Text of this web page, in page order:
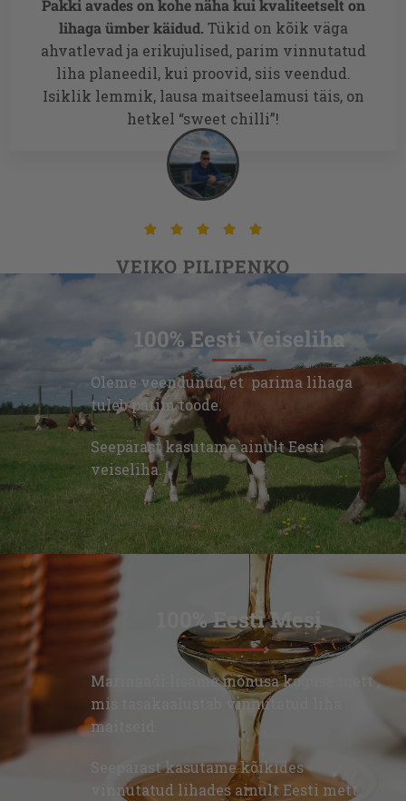
Pakki avades on kohe näha kui kvaliteetselt on
lihaga ümber käidud. Tükid on kõik väga
ahvatlevad ja erikujulised, parim vinnutatud
liha planeedil, kui proovid, siis veendud.
Isiklik lemmik, lausa maitseelamusi täis, on
hetkel “sweet chilli”!
    
VEIKO PILIPENKO
100% Eesti Veiseliha
Oleme veendunud, et parima lihaga
tuleb parim toode.
Seepärast kasutame ainult Eesti
veiseliha.
100% Eesti Mesi
Marinaadi lisame mõnusa koguse mett ,
mis tasakaalustab vinnutatud liha
maitseid.
Seepärast kasutame kõikides
vinnutatud lihades ainult Eesti mett.